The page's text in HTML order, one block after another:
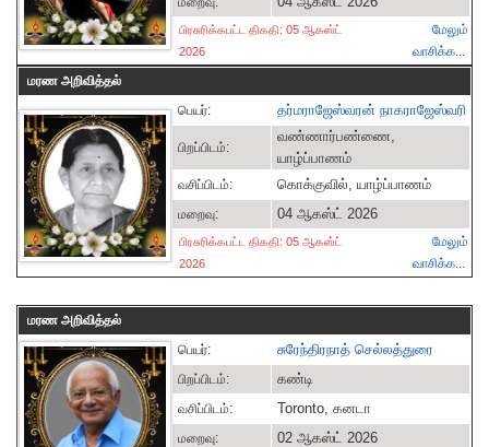
பிரசுரிக்கபட்ட திகதி: 05 ஆகஸ்ட்
2026
மேலும்
வாசிக்க...
மரண அறிவித்தல்
பெயர்:
தர்மராஜேஸ்வரன் நாகராஜேஸ்வரி
பிறப்பிடம்:
வண்ணார்பண்ணை,
யாழ்ப்பாணம்
வசிப்பிடம்: கொக்குவில், யாழ்ப்பாணம்
மறைவு: 04 ஆகஸ்ட் 2026
பிரசுரிக்கபட்ட திகதி: 05 ஆகஸ்ட்
2026
மேலும்
வாசிக்க...
மரண அறிவித்தல்
பெயர்:
சுரேந்திரநாத் செல்லத்துரை
பிறப்பிடம்: கண்டி
வசிப்பிடம்: Toronto, கனடா
மறைவு: 02 ஆகஸ்ட் 2026